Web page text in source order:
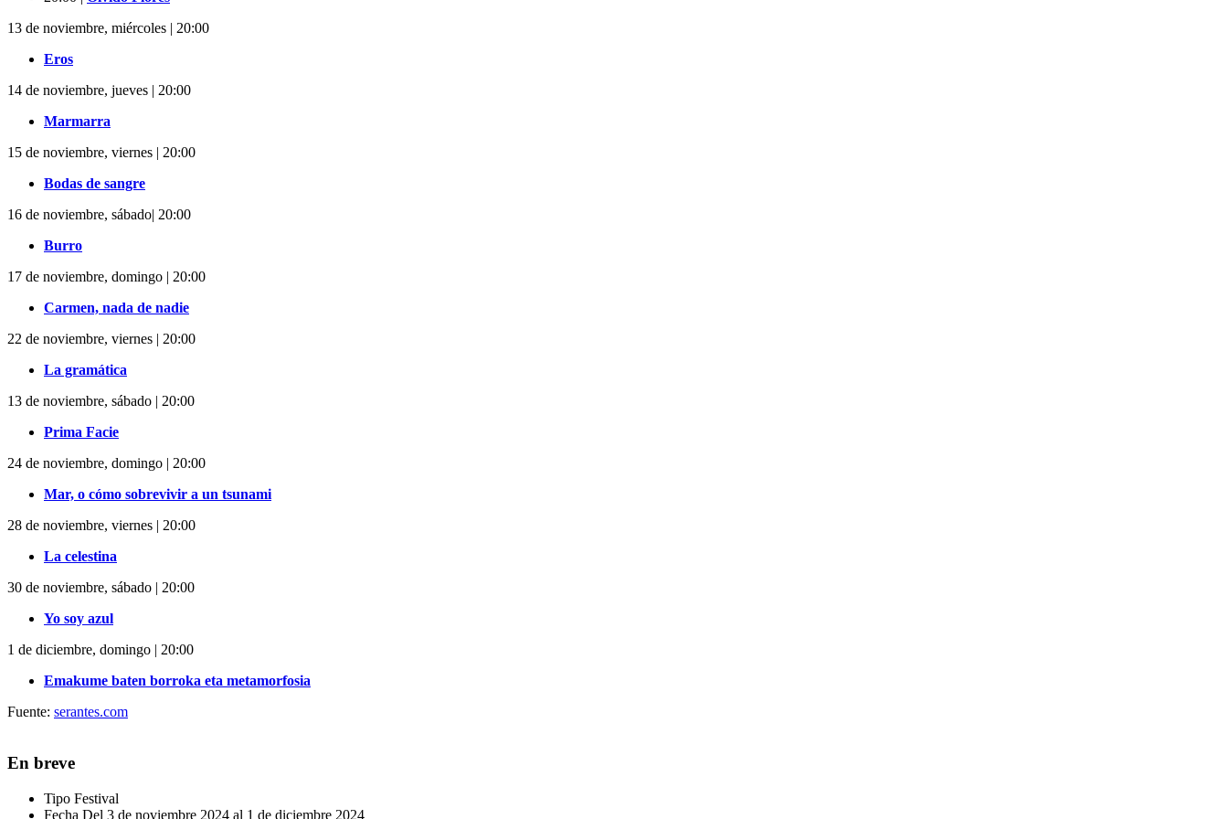
13 de noviembre, miércoles | 20:00
Eros
14 de noviembre, jueves | 20:00
Marmarra
15 de noviembre, viernes | 20:00
Bodas de sangre
16 de noviembre, sábado| 20:00
Burro
17 de noviembre, domingo | 20:00
Carmen, nada de nadie
22 de noviembre, viernes | 20:00
La gramática
13 de noviembre, sábado | 20:00
Prima Facie
24 de noviembre, domingo | 20:00
Mar, o cómo sobrevivir a un tsunami
28 de noviembre, viernes | 20:00
La celestina
30 de noviembre, sábado | 20:00
Yo soy azul
1 de diciembre, domingo | 20:00
Emakume baten borroka eta metamorfosia
Fuente: serantes.com
En breve
Tipo Festival
Fecha Del 3 de noviembre 2024 al 1 de diciembre 2024